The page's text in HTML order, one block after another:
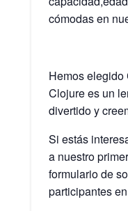
cómodas en
Hemos elegido
Clojure es un
divertido y
Si estás
a nuestro
formulario de
participantes